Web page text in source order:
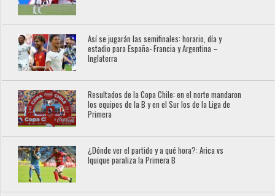
Así se jugarán las semifinales: horario, día y
estadio para España- Francia y Argentina –
Inglaterra
Resultados de la Copa Chile: en el norte mandaron
los equipos de la B y en el Sur los de la Liga de
Primera
¿Dónde ver el partido y a qué hora?: Arica vs
Iquique paraliza la Primera B